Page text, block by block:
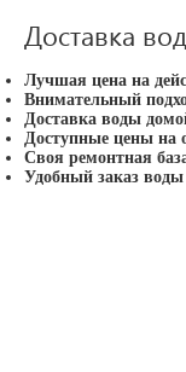
Доставка
Лучшая цена на
Внимательный
Доставка воды
Доступные цены на
Своя ремонтная
Удобный заказ